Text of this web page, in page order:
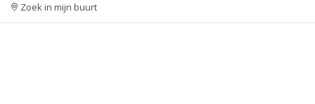
Zoek in mijn buurt